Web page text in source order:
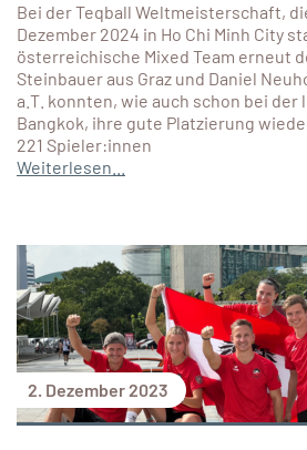
Bei der Teqball Weltmeisterschaft,
Dezember 2024 in Ho Chi Minh City
österreichische Mixed Team erneut
Steinbauer aus Graz und Daniel
a.T. konnten, wie auch schon bei der
Bangkok, ihre gute Platzierung
221 Spieler:innen
Weiterlesen...
2. Dezember 2023